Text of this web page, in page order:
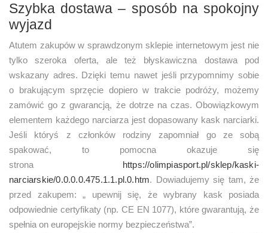
Szybka dostawa – sposób na spokojny
wyjazd
Atutem zakupów w sprawdzonym sklepie internetowym jest nie
tylko szeroka oferta, ale też błyskawiczna dostawa pod
wskazany adres. Dzięki temu nawet jeśli przypomnimy sobie
o brakującym sprzęcie dopiero w trakcie podróży, możemy
zamówić go z gwarancją, że dotrze na czas. Obowiązkowym
elementem każdego narciarza jest dopasowany kask narciarki.
Jeśli któryś z członków rodziny zapomniał go ze sobą
spakować, to pomocna okazuje się
strona https://olimpiasport.pl/sklep/kaski-
narciarskie/0.0.0.0.475.1.1.pl.0.htm. Dowiadujemy się tam, że
przed zakupem: „ upewnij się, że wybrany kask posiada
odpowiednie certyfikaty (np. CE EN 1077), które gwarantują, że
spełnia on europejskie normy bezpieczeństwa”.